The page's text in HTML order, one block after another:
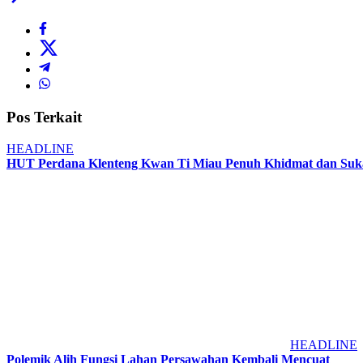
Pos Terkait
HEADLINE
HUT Perdana Klenteng Kwan Ti Miau Penuh Khidmat dan
HEADLINE
Polemik Alih Fungsi Lahan Persawahan Kembali Mencuat